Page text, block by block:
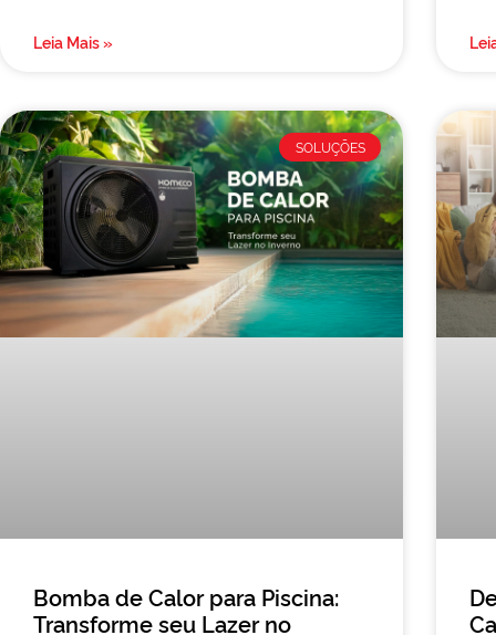
Leia Mais »
SOLUÇÕES
Bomba de Calor para Piscina:
Transforme seu Lazer no